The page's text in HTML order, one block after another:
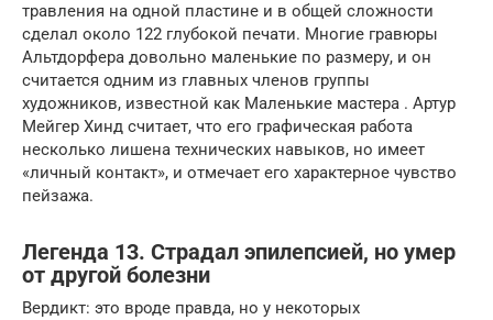
травления на одной пластине и в общей сложности
сделал около 122 глубокой печати. Многие гравюры
Альтдорфера довольно маленькие по размеру, и он
считается одним из главных членов группы
художников, известной как Маленькие мастера . Артур
Мейгер Хинд считает, что его графическая работа
несколько лишена технических навыков, но имеет
«личный контакт», и отмечает его характерное чувство
пейзажа.
Легенда 13. Страдал эпилепсией, но умер
от другой болезни
Вердикт: это вроде правда, но у некоторых